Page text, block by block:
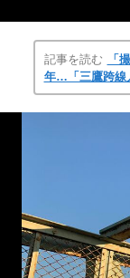
記事を読む
「
年…「三鷹跨線